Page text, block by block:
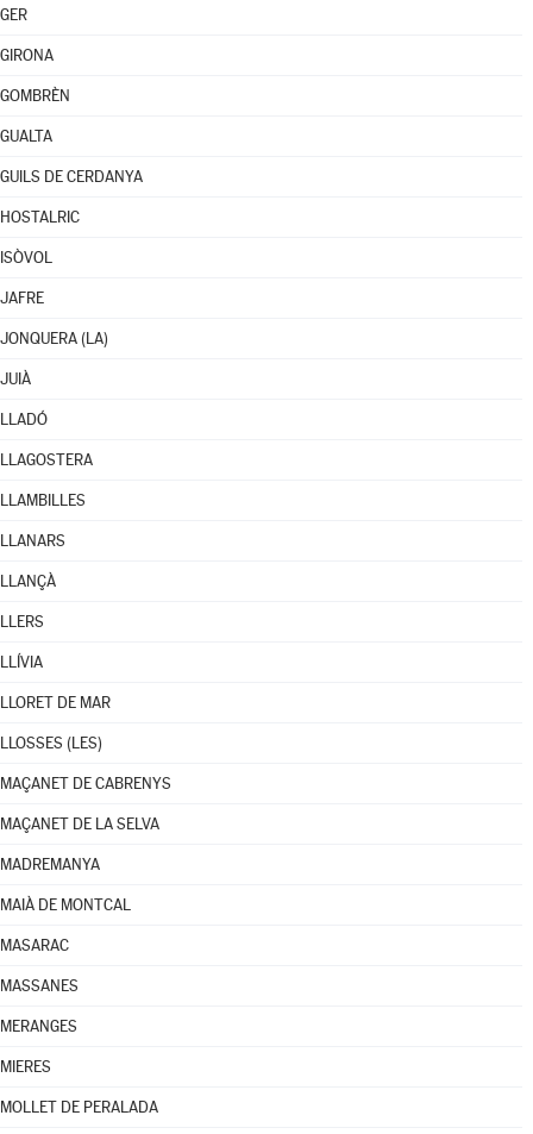
GER
GIRONA
GOMBRÈN
GUALTA
GUILS DE CERDANYA
HOSTALRIC
ISÒVOL
JAFRE
JONQUERA (LA)
JUIÀ
LLADÓ
LLAGOSTERA
LLAMBILLES
LLANARS
LLANÇÀ
LLERS
LLÍVIA
LLORET DE MAR
LLOSSES (LES)
MAÇANET DE CABRENYS
MAÇANET DE LA SELVA
MADREMANYA
MAIÀ DE MONTCAL
MASARAC
MASSANES
MERANGES
MIERES
MOLLET DE PERALADA